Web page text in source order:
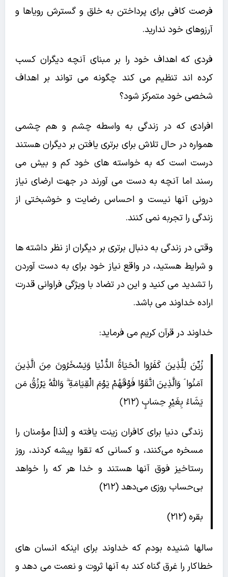
فرصت کافی برای پرداختن به خلق و گسترش رویاها و
آرزوهای خود ندارید.
فردی که اهداف خود را بر مبنای آنچه دیگران کسب
کرده اند تنظیم می کند چگونه می تواند بر اهداف
شخصی خود متمرکز شود؟
افرادی که در زندگی به واسطه چشم و هم چشمی
همواره در حال تلاش برای برتری یافتن بر دیگران هستند
درست است که به خواسته های خود کم و بیش می
رسند اما آنچه به دست می آورند در جهت ارضای نیاز
درونی آنها نیست و احساس رضایت و خوشبختی از
زندگی را تجربه نمی کنند.
وقتی در زندگی به دنبال برتری بر دیگران از نظر داشته ها
و شرایط هستید، در واقع نیاز خود برای به دست آوردن
را تشدید می کنید و این در تضاد با ویژگی فراوانی قدرت
اراده خداوند می باشد.
خداوند در قرآن کریم می فرماید:
زُيِّنَ لِلَّذِينَ كَفَرُوا الْحَيَاةُ الدُّنْيَا وَيَسْخَرُونَ مِنَ الَّذِينَ
آمَنُوا ۘ وَالَّذِينَ اتَّقَوْا فَوْقَهُمْ يَوْمَ الْقِيَامَةِ ۗ وَاللَّهُ يَرْزُقُ مَن
يَشَاءُ بِغَيْرِ حِسَابٍ ‎﴿٢١٢﴾
زندگى دنيا براى كافران زينت يافته و [لذا] مؤمنان را
مسخره مى‌كنند، و كسانى كه تقوا پيشه كردند، روز
رستاخيز فوق آنها هستند و خدا هر كه را خواهد
بى‌حساب روزى مى‌دهد (۲۱۲)
بقره (212)
سالها شنیده بودم که خداوند برای اینکه انسان های
خطاکار را غرق گناه کند به آنها ثروت و نعمت می دهد و